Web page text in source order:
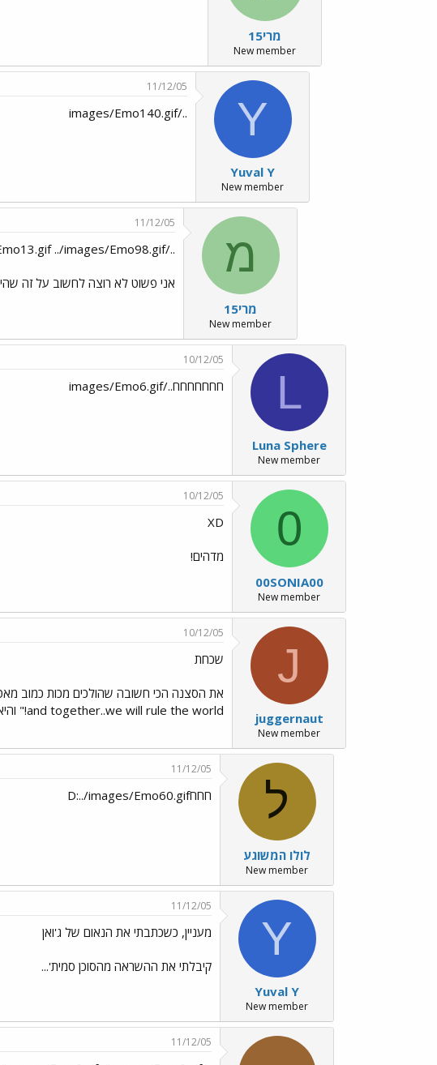
מרי15
New member
Y
Yuval Y
New member
11/12/05
../images/Emo140.gif
מ
מרי15
New member
11/12/05
../images/Emo13.gif ../images/Emo98.gif
אני פשוט לא רוצה לחשוב על זה
L
Luna Sphere
New member
10/12/05
חחחחחחח../images/Emo6.gif
0
00SONIA00
New member
10/12/05
XD
מדהים!
J
juggernaut
New member
10/12/05
שכחת
and together..we will rule the world!" והיא עונה לו "ill never join you! you killed my father!" ואז היא עונה לו בקול עמוק ואפל "NO! I AM YOU FATHER"
ל
לולו המשוגע
New member
11/12/05
חחחD:../images/Emo60.gif
Y
Yuval Y
New member
11/12/05
מעניין, כשכתבתי את הנאום של ג'ואן
קיבלתי את ההשראה מהסוכן סמית'...
11/12/05